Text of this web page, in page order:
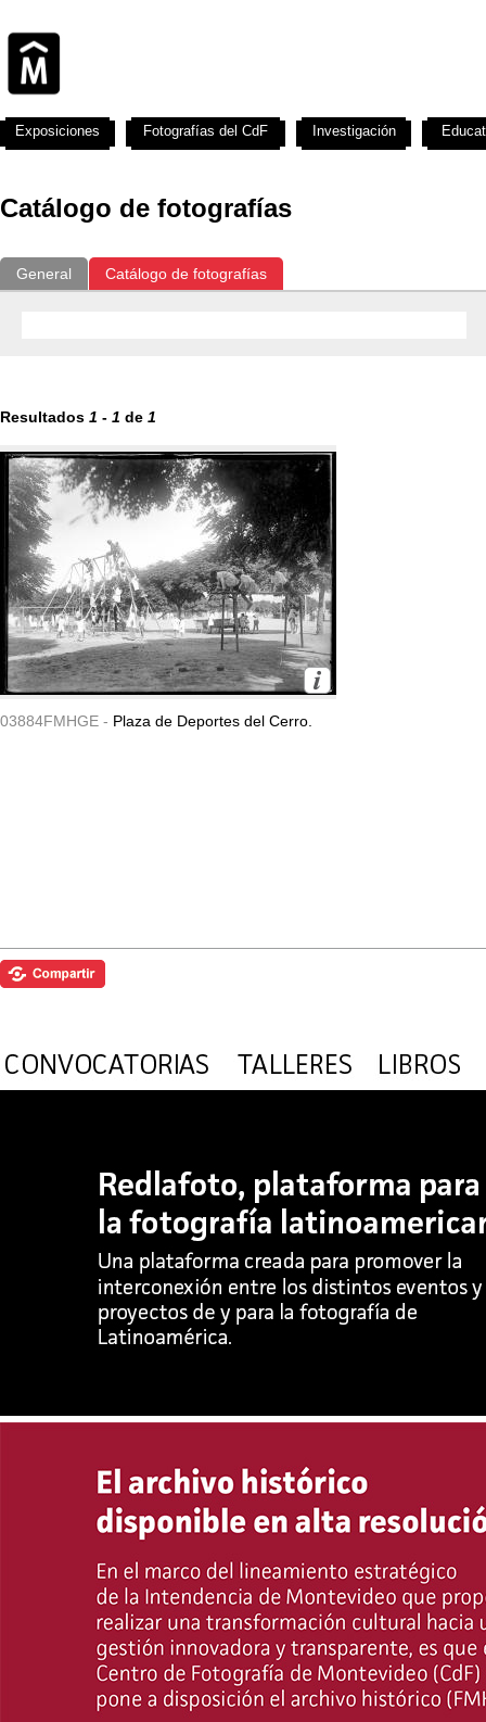
Catálogo de fotografías
General Catálogo de fotografías
Resultados 1 - 1 de 1
03884FMHGE - Plaza de Deportes del Cerro.
Exposiciones Fotografías del CdF Investigación